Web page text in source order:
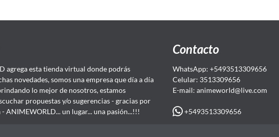
agrega esta tienda virtual donde podrás
novedades, somos una empresa que día a día
lo mejor de nosotros, estamos
propuestas y/o sugerencias - gracias por
ANIMEWORLD... un lugar... una pasión...!!!
Contacto
WhatsApp: +5493513309656
Celular: 3513309656
E-mail: animeworld@live.com
+5493513309656